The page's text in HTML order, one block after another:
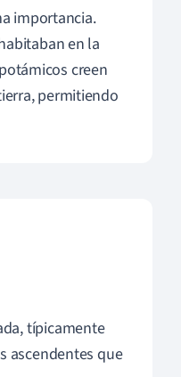
importancia.
en la
creen
permitiendo
típicamente
ascendentes que